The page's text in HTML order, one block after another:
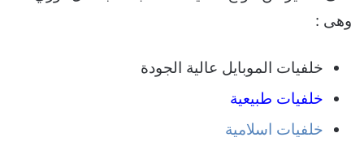
وهى :
خلفيات الموبايل عالية الجودة
خلفيات طبيعية
خلفيات اسلامية